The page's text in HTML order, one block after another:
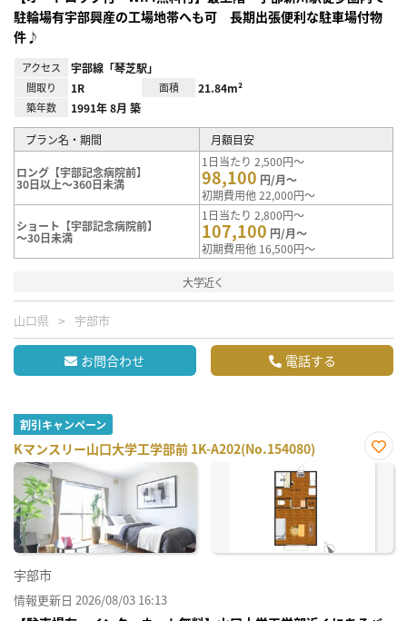
駐輪場有宇部興産の工場地帯へも可 長期出張便利な駐車場付物
件♪
アクセス 宇部線「琴芝駅」
間取り 1R 面積 21.84m²
築年数 1991年 8月 築
プラン名・期間 月額目安
ロング【宇部記念病院前】
30日以上～360日未満
1日当たり 2,500円～
98,100 円/月～
初期費用他 22,000円～
ショート【宇部記念病院前】
～30日未満
1日当たり 2,800円～
107,100 円/月～
初期費用他 16,500円～
大学近く
山口県 宇部市
お問合わせ 電話する
割引キャンペーン
Kマンスリー山口大学工学部前 1K-A202(No.154080)
お気
宇部市
情報更新日 2026/08/03 16:13